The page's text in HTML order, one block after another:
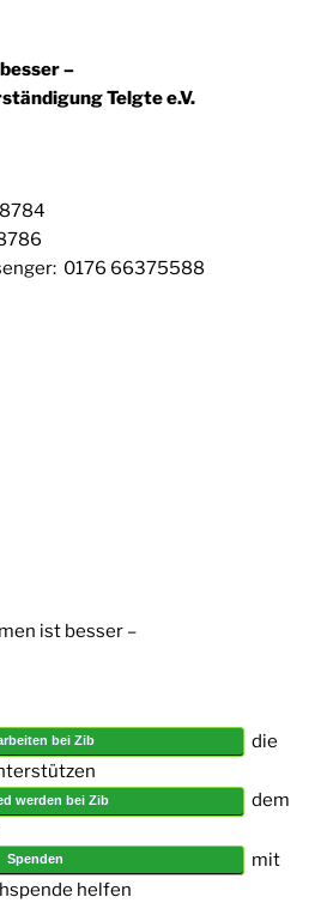
–
Telgte e.V.
0176 66375588
ist besser –
bei Zib
die
werden bei Zib
dem
Spenden
mit
helfen